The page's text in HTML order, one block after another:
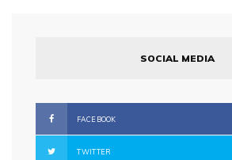
SOCIAL MEDIA
FACEBOOK
TWITTER